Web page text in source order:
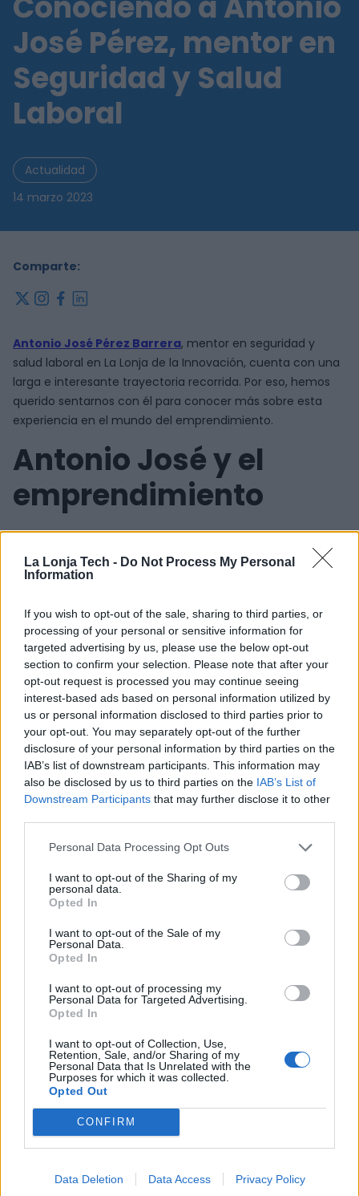
La Lonja Tech - Do Not Process My Personal
Information
If you wish to opt-out of the sale, sharing to third parties, or
processing of your personal or sensitive information for
targeted advertising by us, please use the below opt-out
section to confirm your selection. Please note that after your
opt-out request is processed you may continue seeing
interest-based ads based on personal information utilized by
us or personal information disclosed to third parties prior to
your opt-out. You may separately opt-out of the further
disclosure of your personal information by third parties on the
IAB’s list of downstream participants. This information may
also be disclosed by us to third parties on the IAB’s List of
Downstream Participants that may further disclose it to other
Personal Data Processing Opt Outs
I want to opt-out of the Sharing of my
personal data.
Opted In
I want to opt-out of the Sale of my
Personal Data.
Opted In
I want to opt-out of processing my
Personal Data for Targeted Advertising.
Opted In
I want to opt-out of Collection, Use,
Retention, Sale, and/or Sharing of my
Personal Data that Is Unrelated with the
Purposes for which it was collected.
Opted Out
CONFIRM
Data Deletion Data Access Privacy Policy
José Pérez, mentor en
Seguridad y Salud
Laboral
Actualidad
14 marzo 2023
Comparte:
x instagram
facebook
Antonio José Pérez Barrera, mentor en seguridad y
salud laboral en La Lonja de la Innovación, cuenta con una
larga e interesante trayectoria recorrida. Por eso, hemos
querido sentarnos con él para conocer más sobre esta
experiencia en el mundo del emprendimiento.
Antonio José y el
emprendimiento
emprendimiento cuando le propusieron llevar a cabo su
primer proyecto como freelancer, con apenas 28 años.
2012 Health and Safety Outsourcing, una compañía
dedicada a la mejora de los sistemas de Seguridad y Salud
Laboral de empresas industriales. De forma radical, este
proyecto empresarial, que comenzó desde cero, ha
pasado a tener una plantilla de más de 35 personas
trabajando en toda España con clientes de gran
envergadura.
Emprender en Huelva
emprendimiento desde cero, con aspectos
fundamentales a la hora de montar una startup como los
“planes de negocio, el rendimiento empresarial, la
transición de emprendedor a empresario, las relaciones
con los clientes, el entorno, los agentes sociales y, por
último, la gestión de personal y recursos humanos”. Sin
duda, un área en el que es de gran ayuda en La Lonja de la
Innovación.
Aunque nuestro mentor considera que La Lonja “va a
ayudar a proyectos innovadores a crear un entorno y una
región mejor”, es consciente de las dificultades que se
deben afrontar día a día en Huelva, sin embargo, afirma
que seguirá luchando “porque desde este rincón podemos
hacer cosas extraordinarias”.
Para lograrlo, ayuda a las startups que aquí se aceleran en
relaciones con clientes y las relaciones laborales”. Pero